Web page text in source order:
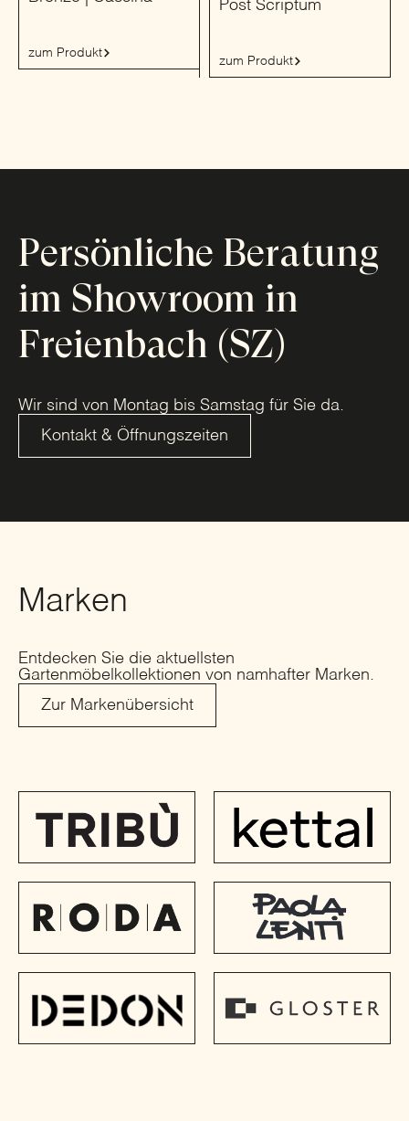
zum Produkt
Post Scriptum
zum Produkt
Persönliche Beratung
im Showroom in
Freienbach (SZ)
Wir sind von Montag bis Samstag für Sie da.
Kontakt & Öffnungszeiten
Marken
Entdecken Sie die aktuellsten
Gartenmöbelkollektionen von namhafter Marken.
Zur Markenübersicht